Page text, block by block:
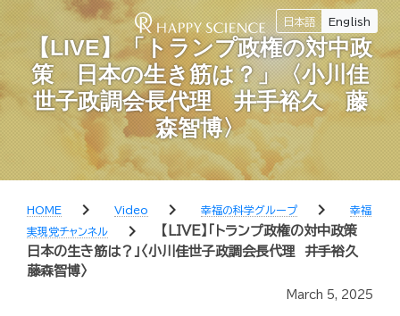
日本語 English
【LIVE】「トランプ政権の対中政
策 日本の生き筋は？」〈小川佳
世子政調会長代理 井手裕久 藤
森智博〉
HOME chevron_right Video chevron_right 幸福の科学グループ chevron_right
幸福
実現党チャンネル
chevron_right
【LIVE】「トランプ政権の対中政策
日本の生き筋は？」〈小川佳世子政調会長代理 井手裕久
藤森智博〉
March 5, 2025